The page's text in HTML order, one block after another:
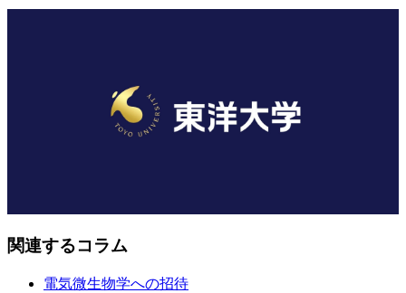
関連するコラム
電気微生物学への招待